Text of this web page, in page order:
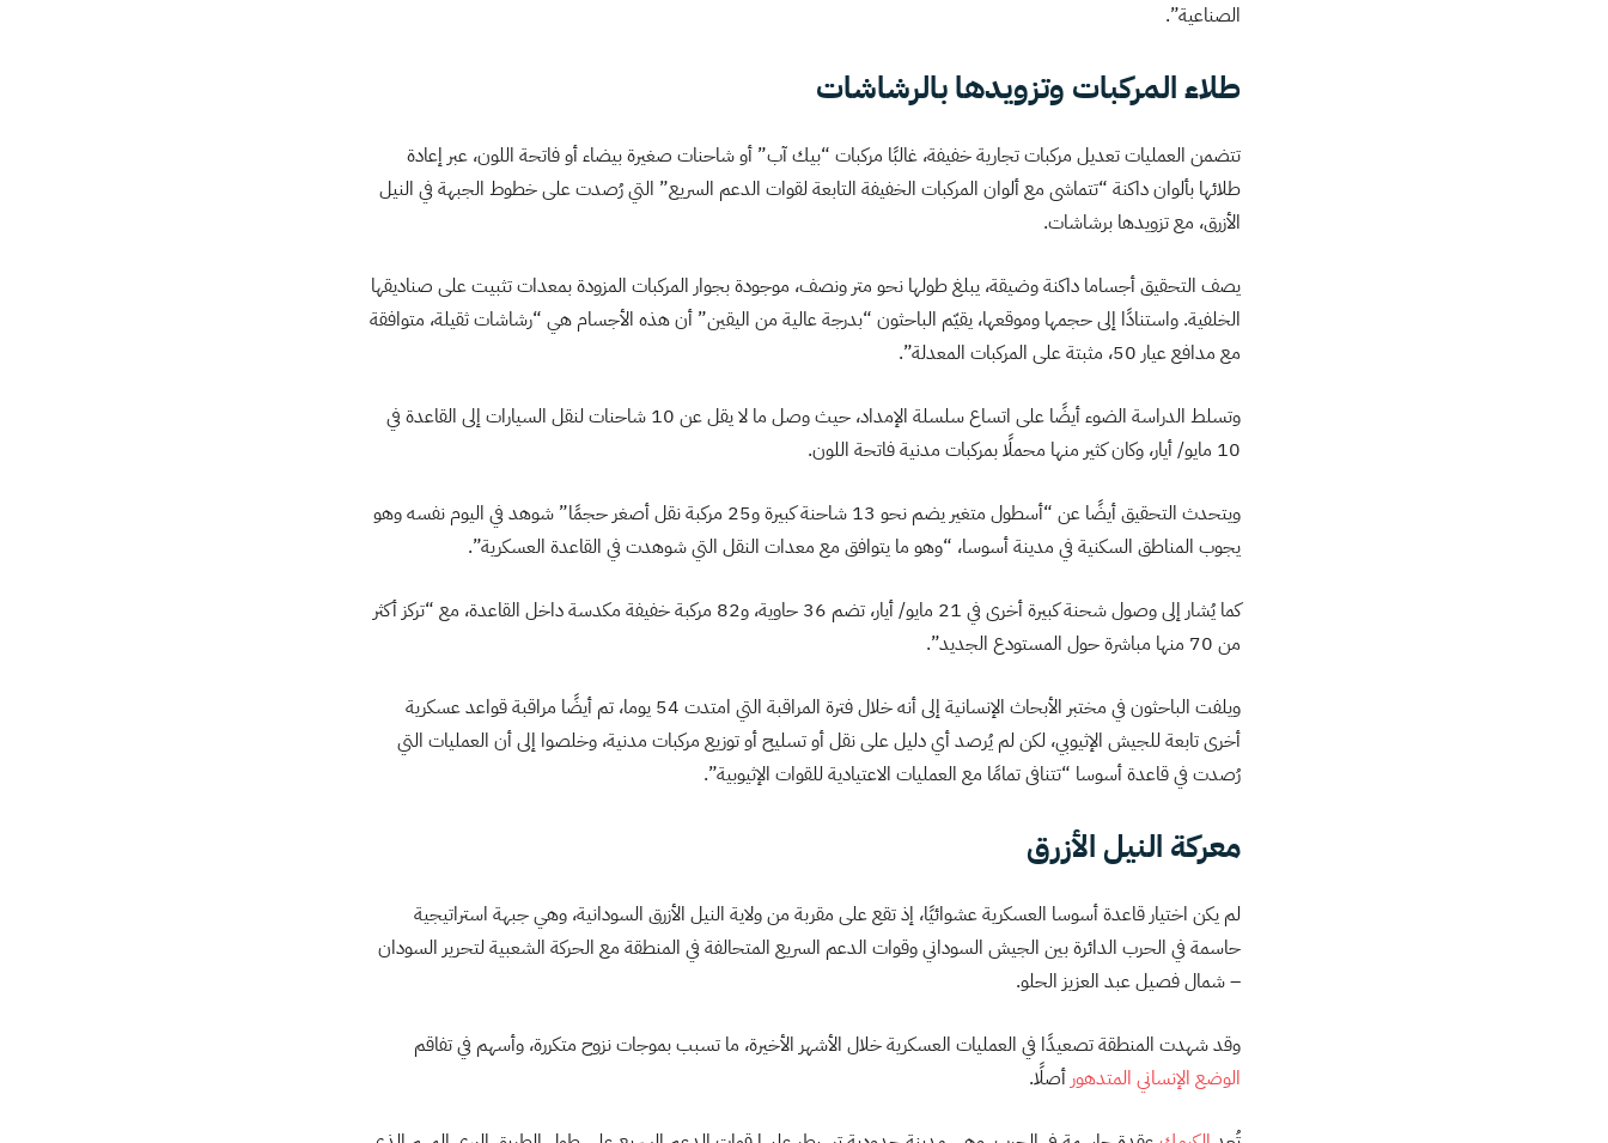
الصناعية”.
طلاء المركبات وتزويدها بالرشاشات
تتضمن العمليات تعديل مركبات تجارية خفيفة، غالبًا مركبات “بيك آب” أو شاحنات صغيرة بيضاء أو فاتحة اللون، عبر إعادة
طلائها بألوان داكنة “تتماشى مع ألوان المركبات الخفيفة التابعة لقوات الدعم السريع” التي رُصدت على خطوط الجبهة في النيل
الأزرق، مع تزويدها برشاشات.
يصف التحقيق أجساما داكنة وضيقة، يبلغ طولها نحو متر ونصف، موجودة بجوار المركبات المزودة بمعدات تثبيت على صناديقها
الخلفية. واستنادًا إلى حجمها وموقعها، يقيّم الباحثون “بدرجة عالية من اليقين” أن هذه الأجسام هي “رشاشات ثقيلة، متوافقة
مع مدافع عيار 50، مثبتة على المركبات المعدلة”.
وتسلط الدراسة الضوء أيضًا على اتساع سلسلة الإمداد، حيث وصل ما لا يقل عن 10 شاحنات لنقل السيارات إلى القاعدة في
10 مايو/ أيار، وكان كثير منها محملًا بمركبات مدنية فاتحة اللون.
ويتحدث التحقيق أيضًا عن “أسطول متغير يضم نحو 13 شاحنة كبيرة و25 مركبة نقل أصغر حجمًا” شوهد في اليوم نفسه وهو
يجوب المناطق السكنية في مدينة أسوسا، “وهو ما يتوافق مع معدات النقل التي شوهدت في القاعدة العسكرية”.
كما يُشار إلى وصول شحنة كبيرة أخرى في 21 مايو/ أيار، تضم 36 حاوية، و82 مركبة خفيفة مكدسة داخل القاعدة، مع “تركز أكثر
من 70 منها مباشرة حول المستودع الجديد”.
ويلفت الباحثون في مختبر الأبحاث الإنسانية إلى أنه خلال فترة المراقبة التي امتدت 54 يوما، تم أيضًا مراقبة قواعد عسكرية
أخرى تابعة للجيش الإثيوبي، لكن لم يُرصد أي دليل على نقل أو تسليح أو توزيع مركبات مدنية، وخلصوا إلى أن العمليات التي
رُصدت في قاعدة أسوسا “تتنافى تمامًا مع العمليات الاعتيادية للقوات الإثيوبية”.
معركة النيل الأزرق
لم يكن اختيار قاعدة أسوسا العسكرية عشوائيًا، إذ تقع على مقربة من ولاية النيل الأزرق السودانية، وهي جبهة استراتيجية
حاسمة في الحرب الدائرة بين الجيش السوداني وقوات الدعم السريع المتحالفة في المنطقة مع الحركة الشعبية لتحرير السودان
– شمال فصيل عبد العزيز الحلو.
وقد شهدت المنطقة تصعيدًا في العمليات العسكرية خلال الأشهر الأخيرة، ما تسبب بموجات نزوح متكررة، وأسهم في تفاقم
الوضع الإنساني المتدهور أصلًا.